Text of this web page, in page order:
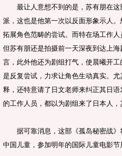
最让人意想不到的是，苏有朋在这
派，这也是他第一次以反面形象示人
拓展角色范畴的尝试。而特在场工作
但苏有朋还是拍摄前一天深夜到达上
言，此外他还为剧组打气，使晨曦开
是反复尝试，力求让角色生动真实。
释，还特意请了日文老师来纠正其日
的工作人员，都以为剧组来了日本人，
据可靠消息，这部《孤岛秘密战》
中国儿童，参加明年的国际儿童电影节